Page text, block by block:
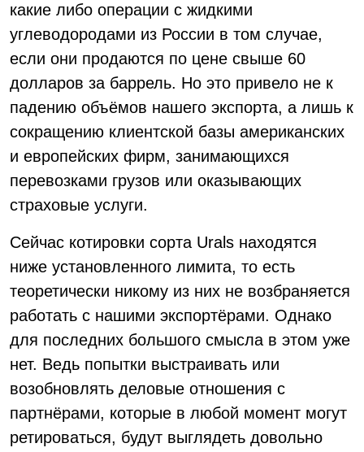
какие либо операции с жидкими
углеводородами из России в том случае,
если они продаются по цене свыше 60
долларов за баррель. Но это привело не к
падению объёмов нашего экспорта, а лишь к
сокращению клиентской базы американских
и европейских фирм, занимающихся
перевозками грузов или оказывающих
страховые услуги.
Сейчас котировки сорта Urals находятся
ниже установленного лимита, то есть
теоретически никому из них не возбраняется
работать с нашими экспортёрами. Однако
для последних большого смысла в этом уже
нет. Ведь попытки выстраивать или
возобновлять деловые отношения с
партнёрами, которые в любой момент могут
ретироваться, будут выглядеть довольно